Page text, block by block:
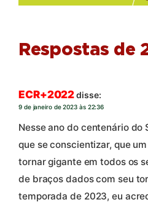
Respostas de
ECR+2022disse:
9 de janeiro de 2023 às 22:36
Nesse ano do centenário do
que se conscientizar, que
tornar gigante em todos os
de braços dados com seu
temporada de 2023, eu